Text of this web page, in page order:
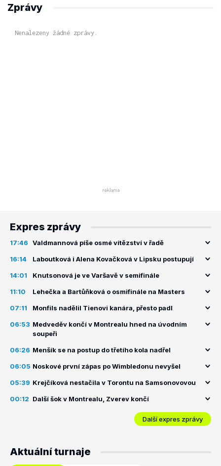
Zprávy
Nenalezeny žádné zprávy.
Expres zprávy
17:46 Valdmannová píše osmé vítězství v řadě
16:14 Laboutková i Alena Kovačková v Lipsku postupují
14:01 Knutsonová je ve Varšavě v semifinále
11:10 Lehečka a Bartůňková o osmifinále na Masters
07:11 Monfils nadělil Tienovi kanára, přesto padl
06:53 Medveděv končí v Montrealu hned na úvodním
soupeři
06:26 Menšík se na postup do třetího kola nadřel
06:05 Noskové první zápas po Wimbledonu nevyšel
05:39 Krejčíková nestačila v Torontu na Samsonovovou
00:12 Další šok v Montrealu, Zverev končí
Další expres zprávy
Aktuální turnaje